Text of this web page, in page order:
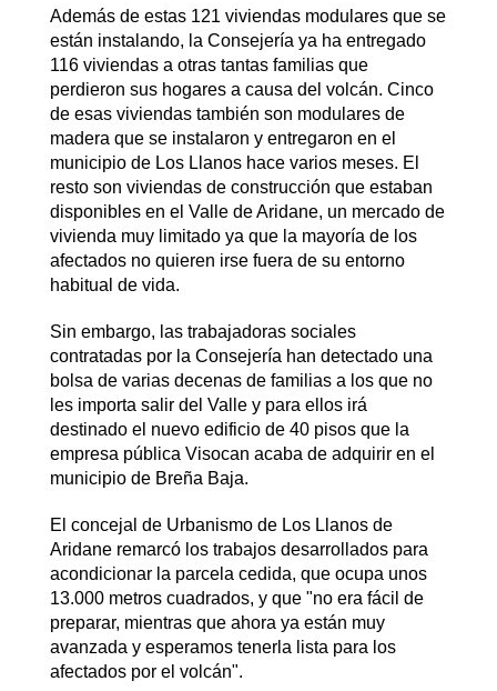
Además de estas 121 viviendas modulares que se
están instalando, la Consejería ya ha entregado
116 viviendas a otras tantas familias que
perdieron sus hogares a causa del volcán. Cinco
de esas viviendas también son modulares de
madera que se instalaron y entregaron en el
municipio de Los Llanos hace varios meses. El
resto son viviendas de construcción que estaban
disponibles en el Valle de Aridane, un mercado de
vivienda muy limitado ya que la mayoría de los
afectados no quieren irse fuera de su entorno
habitual de vida.
Sin embargo, las trabajadoras sociales
contratadas por la Consejería han detectado una
bolsa de varias decenas de familias a los que no
les importa salir del Valle y para ellos irá
destinado el nuevo edificio de 40 pisos que la
empresa pública Visocan acaba de adquirir en el
municipio de Breña Baja.
El concejal de Urbanismo de Los Llanos de
Aridane remarcó los trabajos desarrollados para
acondicionar la parcela cedida, que ocupa unos
13.000 metros cuadrados, y que "no era fácil de
preparar, mientras que ahora ya están muy
avanzada y esperamos tenerla lista para los
afectados por el volcán".